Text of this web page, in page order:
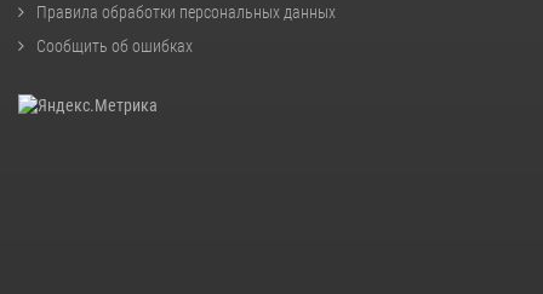
Правила обработки персональных данных
Сообщить об ошибках